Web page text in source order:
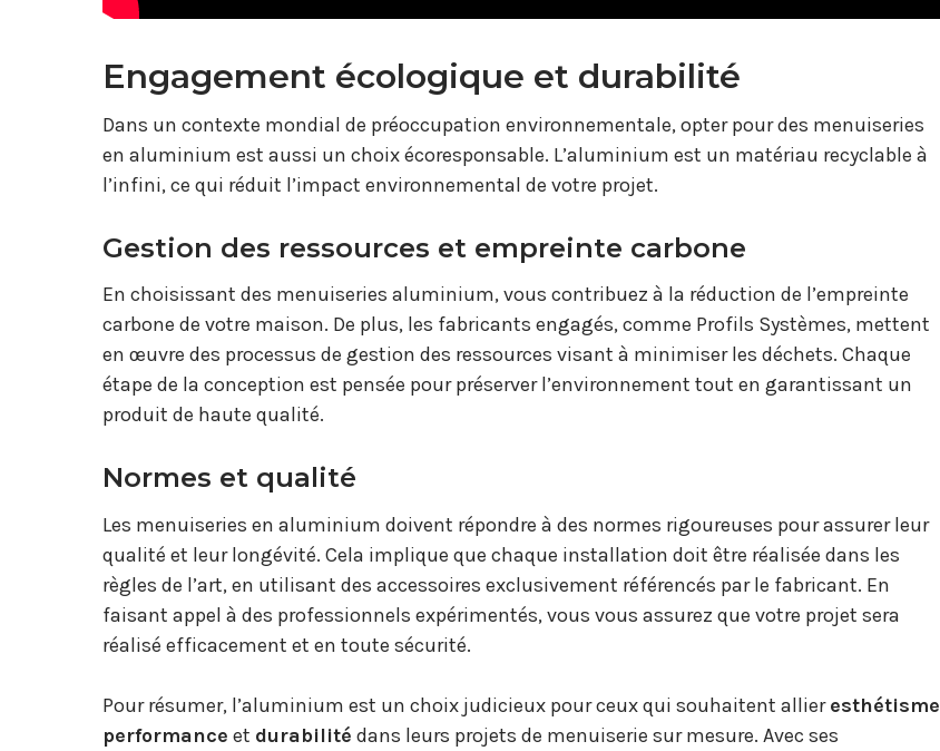
Engagement écologique et durabilité
Dans un contexte mondial de préoccupation environnementale, opter pour des menuiseries
en aluminium est aussi un choix écoresponsable. L’aluminium est un matériau recyclable à
l’infini, ce qui réduit l’impact environnemental de votre projet.
Gestion des ressources et empreinte carbone
En choisissant des menuiseries aluminium, vous contribuez à la réduction de l’empreinte
carbone de votre maison. De plus, les fabricants engagés, comme Profils Systèmes, mettent
en œuvre des processus de gestion des ressources visant à minimiser les déchets. Chaque
étape de la conception est pensée pour préserver l’environnement tout en garantissant un
produit de haute qualité.
Normes et qualité
Les menuiseries en aluminium doivent répondre à des normes rigoureuses pour assurer leur
qualité et leur longévité. Cela implique que chaque installation doit être réalisée dans les
règles de l’art, en utilisant des accessoires exclusivement référencés par le fabricant. En
faisant appel à des professionnels expérimentés, vous vous assurez que votre projet sera
réalisé efficacement et en toute sécurité.
Pour résumer, l’aluminium est un choix judicieux pour ceux qui souhaitent allieresthétisme
performance et durabilité dans leurs projets de menuiserie sur mesure. Avec ses